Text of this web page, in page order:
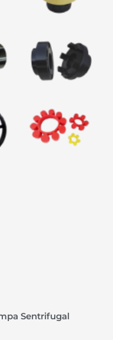
Sentrifugal